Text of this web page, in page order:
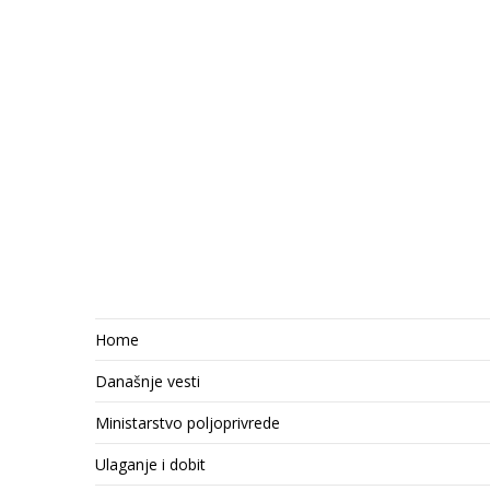
Home
Današnje vesti
Ministarstvo poljoprivrede
Ulaganje i dobit